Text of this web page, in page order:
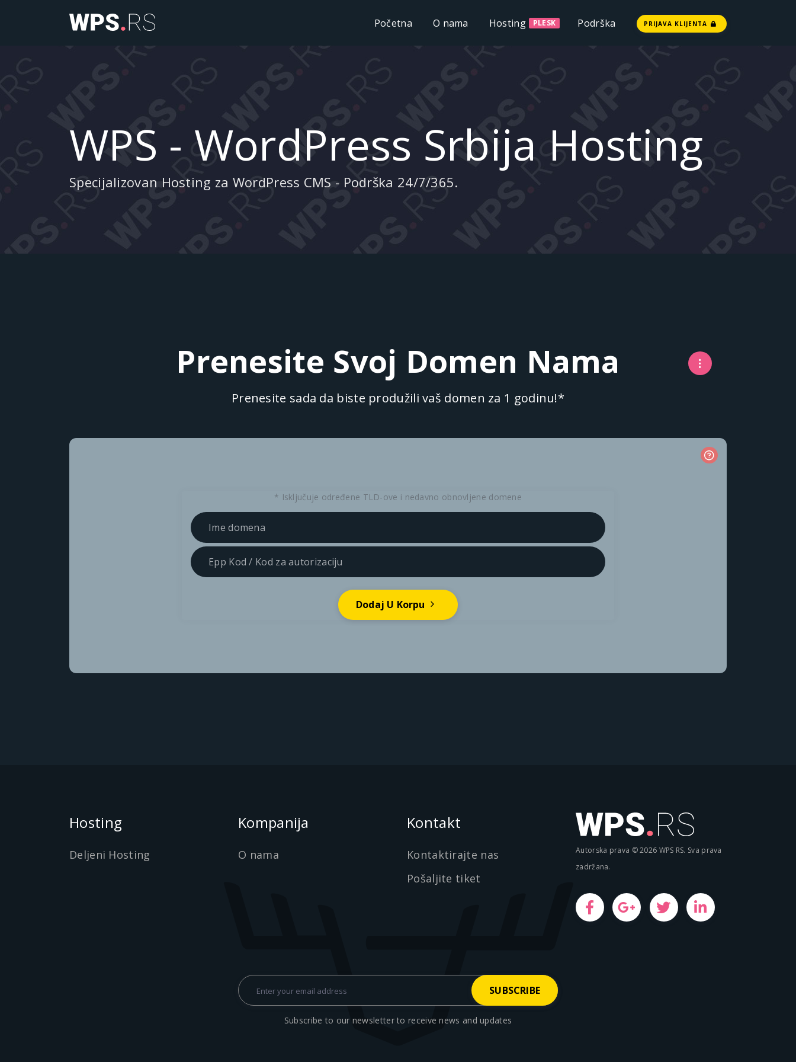
Početna O nama Hosting PLESK Podrška PRIJAVA KLIJENTA
WPS - WordPress Srbija Hosting
Specijalizovan Hosting za WordPress CMS - Podrška 24/7/365.
Prenesite Svoj Domen Nama
Prenesite sada da biste produžili vaš domen za 1 godinu!*
* Isključuje određene TLD-ove i nedavno obnovljene domene
Dodaj U Korpu
Hosting
Deljeni Hosting
Kompanija
O nama
Kontakt
Kontaktirajte nas
Pošaljite tiket
Autorska prava © 2026 WPS RS. Sva prava
zadržana.
Subscribe to our newsletter to receive news and updates